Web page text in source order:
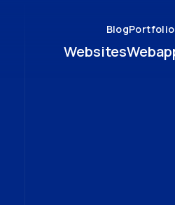
BlogPortfolio
Websites